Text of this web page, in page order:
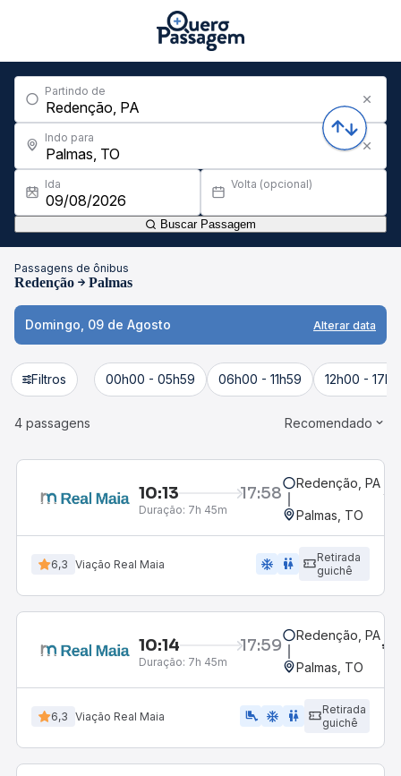
Partindo de
Indo para
Ida Volta (opcional)
Buscar Passagem
Passagens de ônibus
Redenção Palmas
Domingo, 09 de Agosto Alterar data
Filtros 00h00 - 05h59 06h00 - 11h59 12h00 -
4 passagens Recomendado
10:13 17:58
Duração: 7h 45m
Redenção, PA
Palmas, TO
6,3 Viação Real Maia ac_unit wc
Retirada
guichê
10:14 17:59
Duração: 7h 45m
Redenção, PA
Palmas, TO
6,3 Viação Real Maia airline_seat_legroom_extra ac_unit wc
Retirada
guichê